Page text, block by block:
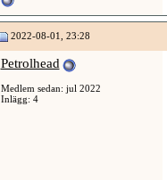
2022-08-01, 23:28
Petrolhead
Medlem sedan: jul 2022
Inlägg: 4